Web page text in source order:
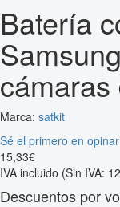
Batería
Marca: satkit
Sé el primero en
15,33€
IVA incluido (Sin IVA:
Descuentos por